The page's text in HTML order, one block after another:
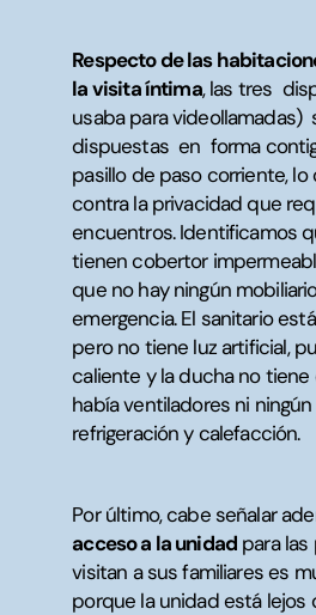
Respecto de las
la visita íntima, las tres
usaba para
dispuestas en forma
pasillo de paso corriente,
contra la privacidad que
encuentros. Identificamos
tienen cobertor
que no hay ningún
emergencia. El sanitario
pero no tiene luz artificial,
caliente y la ducha no tiene
había ventiladores ni
refrigeración y calefacción.
Por último, cabe señalar
acceso a la unidad para
visitan a sus familiares es
porque la unidad está lejos